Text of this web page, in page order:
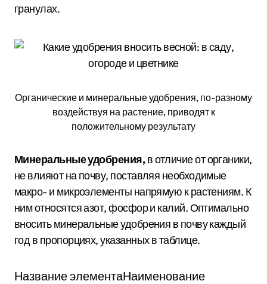
гранулах.
Органические и минеральные удобрения, по-разному
воздействуя на растение, приводят к
положительному результату
Минеральные удобрения,в отличие от органики,
не влияют на почву, поставляя необходимые
макро- и микроэлементы напрямую к растениям. К
ним относятся азот, фосфор и калий. Оптимально
вносить минеральные удобрения в почву каждый
год в пропорциях, указанных в таблице.
Название элементаНаименование